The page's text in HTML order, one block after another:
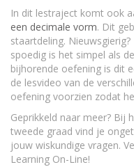
In dit lestraject komt ook
een decimale vorm. Dit
staartdeling.
spoedig is het simpel als
bijhorende oefening is dit
de lesvideo van de
oefening voorzien zodat
Geprikkeld naar meer? Bij
tweede graad vind je
jouw wiskundige vragen.
Learning On-Line!